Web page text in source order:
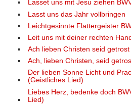
Lasset uns mit Jesu ziehen
Lasst uns das Jahr vollbringen
Leichtgesinnte Flattergeister
Leit uns mit deiner rechten Hand
Ach lieben Christen seid
Ach, lieben Christen, seid
Der lieben Sonne Licht und
(Geistliches Lied)
Liebes Herz, bedenke doch
Lied)